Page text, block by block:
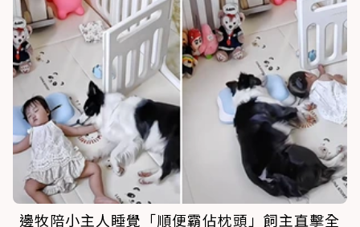
邊牧陪小主人睡覺「順便霸佔枕頭」飼主直擊全